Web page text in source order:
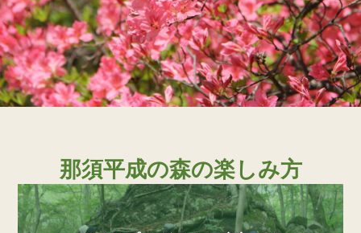
那須平成の森の楽しみ方